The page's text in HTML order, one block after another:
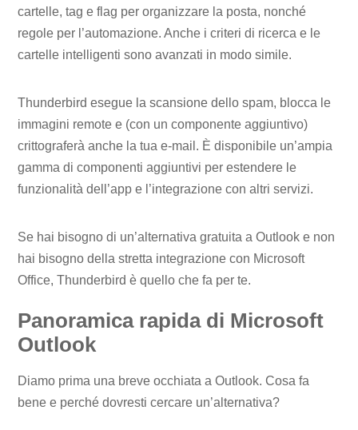
cartelle, tag e flag per organizzare la posta, nonché
regole per l’automazione. Anche i criteri di ricerca e le
cartelle intelligenti sono avanzati in modo simile.
Thunderbird esegue la scansione dello spam, blocca le
immagini remote e (con un componente aggiuntivo)
crittograferà anche la tua e-mail. È disponibile un’ampia
gamma di componenti aggiuntivi per estendere le
funzionalità dell’app e l’integrazione con altri servizi.
Se hai bisogno di un’alternativa gratuita a Outlook e non
hai bisogno della stretta integrazione con Microsoft
Office, Thunderbird è quello che fa per te.
Panoramica rapida di Microsoft
Outlook
Diamo prima una breve occhiata a Outlook. Cosa fa
bene e perché dovresti cercare un’alternativa?